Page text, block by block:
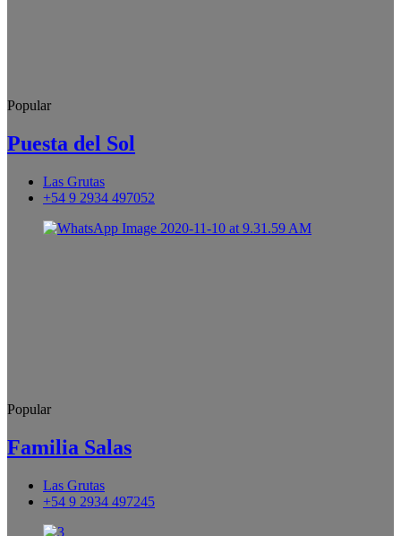
Popular
Puesta del Sol
Las Grutas
+54 9 2934 497052
Popular
Familia Salas
Las Grutas
+54 9 2934 497245